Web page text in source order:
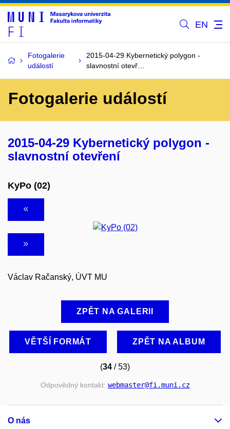
EN
Fotogalerie
událostí
2015-04-29 Kybernetický polygon -
slavnostní otevř…
Fotogalerie událostí
2015-04-29 Kybernetický polygon -
slavnostní otevření
KyPo (02)
Václav Račanský, ÚVT MU
ZPĚT NA GALERII
VĚTŠÍ FORMÁT ZPĚT NA ALBUM
(34 / 53)
Odpovědný kontakt: webmaster@fi .muni .cz
O nás